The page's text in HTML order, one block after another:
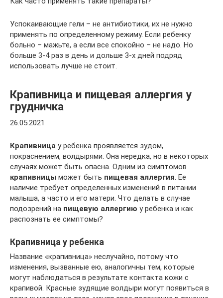
Успокаивающие гели – не антибиотики, их не нужно
применять по определенному режиму. Если ребенку
больно – мажьте, а если все спокойно – не надо. Но
больше 3-4 раз в день и дольше 3-х дней подряд
использовать лучше не стоит.
Крапивница и пищевая аллергия у
грудничка
26.05.2021
Крапивница у ребенка проявляется зудом,
покраснением, волдырями. Она нередка, но в некоторых
случаях может быть опасна. Одним из симптомов
крапивницы может быть пищевая аллергия. Ее
наличие требует определенных изменений в питании
малыша, а часто и его матери. Что делать в случае
подозрений на пищевую аллергию у ребенка и как
распознать ее симптомы?
Крапивница у ребенка
Название «крапивница» неслучайно, потому что
изменения, вызванные ею, аналогичны тем, которые
могут наблюдаться в результате контакта кожи с
крапивой. Красные зудящие волдыри могут появиться в